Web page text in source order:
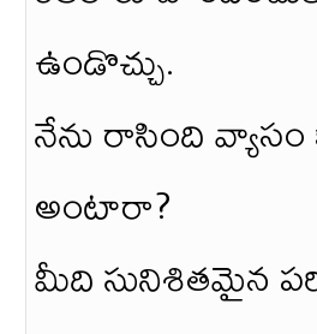
ఉండొచ్చు.
నేను రాసింది
అంటారా?
మీది సునిశితమైన